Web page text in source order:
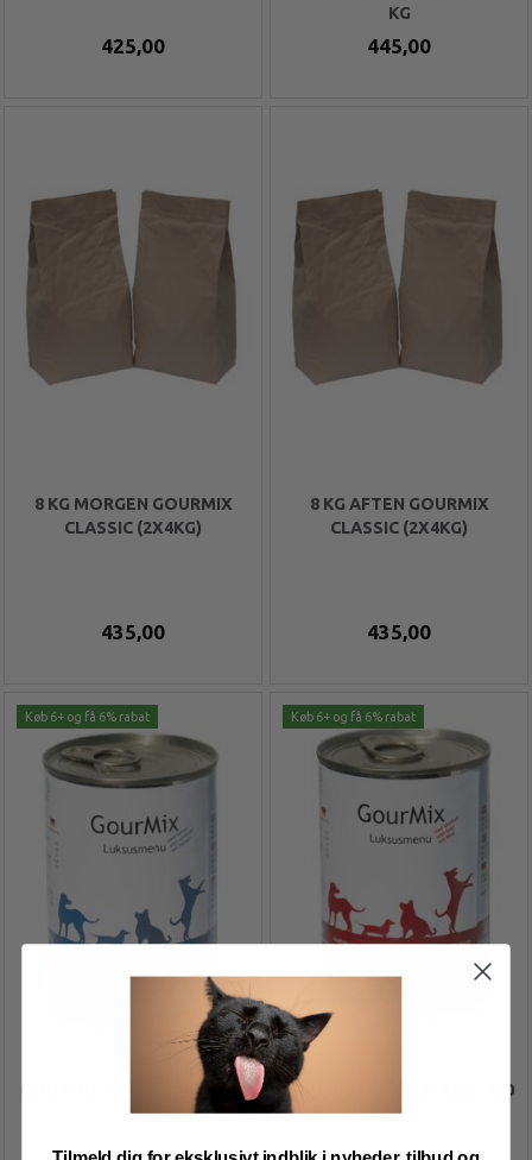
425,00
KG
445,00
8 KG MORGEN GOURMIX
CLASSIC (2X4KG)
435,00
8 KG AFTEN GOURMIX
CLASSIC (2X4KG)
435,00
Køb 6+ og få 6% rabat
GOURMIX M. KALLUN, 400 G
Køb 6+ og få 6% rabat
GOURMIX M. OKSEKØD, 400
G